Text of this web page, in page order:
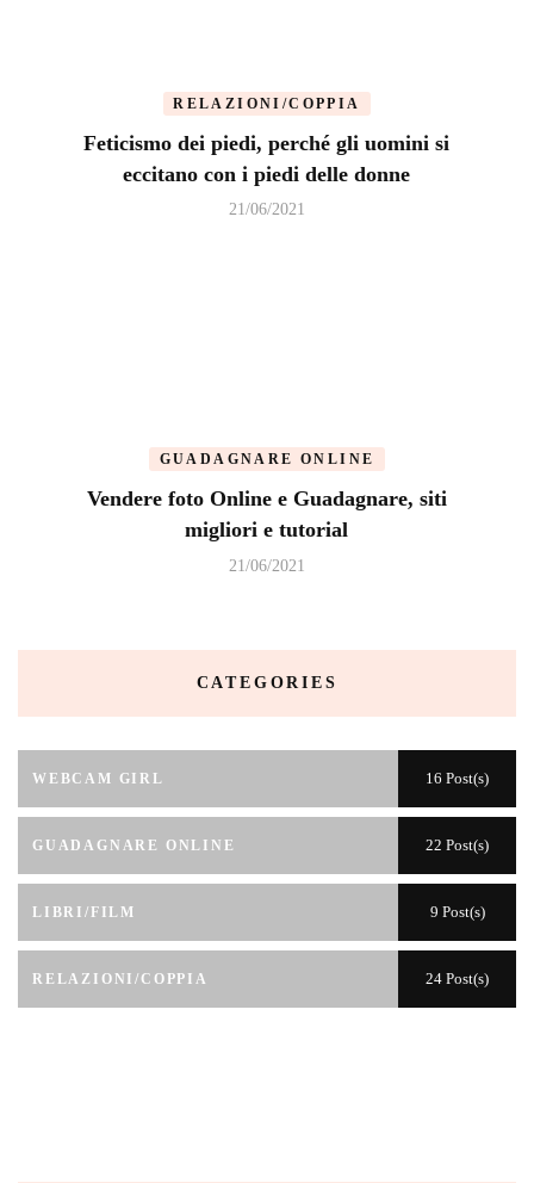
RELAZIONI/COPPIA
Feticismo dei piedi, perché gli uomini si
eccitano con i piedi delle donne
21/06/2021
GUADAGNARE ONLINE
Vendere foto Online e Guadagnare, siti
migliori e tutorial
21/06/2021
CATEGORIES
WEBCAM GIRL 16 Post(s)
GUADAGNARE ONLINE 22 Post(s)
LIBRI/FILM 9 Post(s)
RELAZIONI/COPPIA 24 Post(s)